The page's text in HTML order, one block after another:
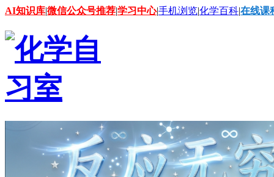
AI知识库|微信公众号推荐|学习中心|手机浏览|化学百科|在线课